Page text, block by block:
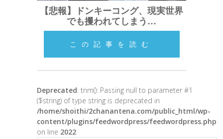
【悲報】ドンキーコング、現実世界
でも攫われてしまう…
この記事を読む
Deprecated: trim(): Passing null to parameter #1
($string) of type string is deprecated in
/home/shoithi/2chanantena.com/public_html/wp-
content/plugins/feedwordpress/feedwordpress.php
on line 2022